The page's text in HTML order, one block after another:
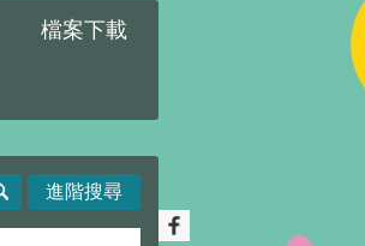
檔案下載
進階搜尋